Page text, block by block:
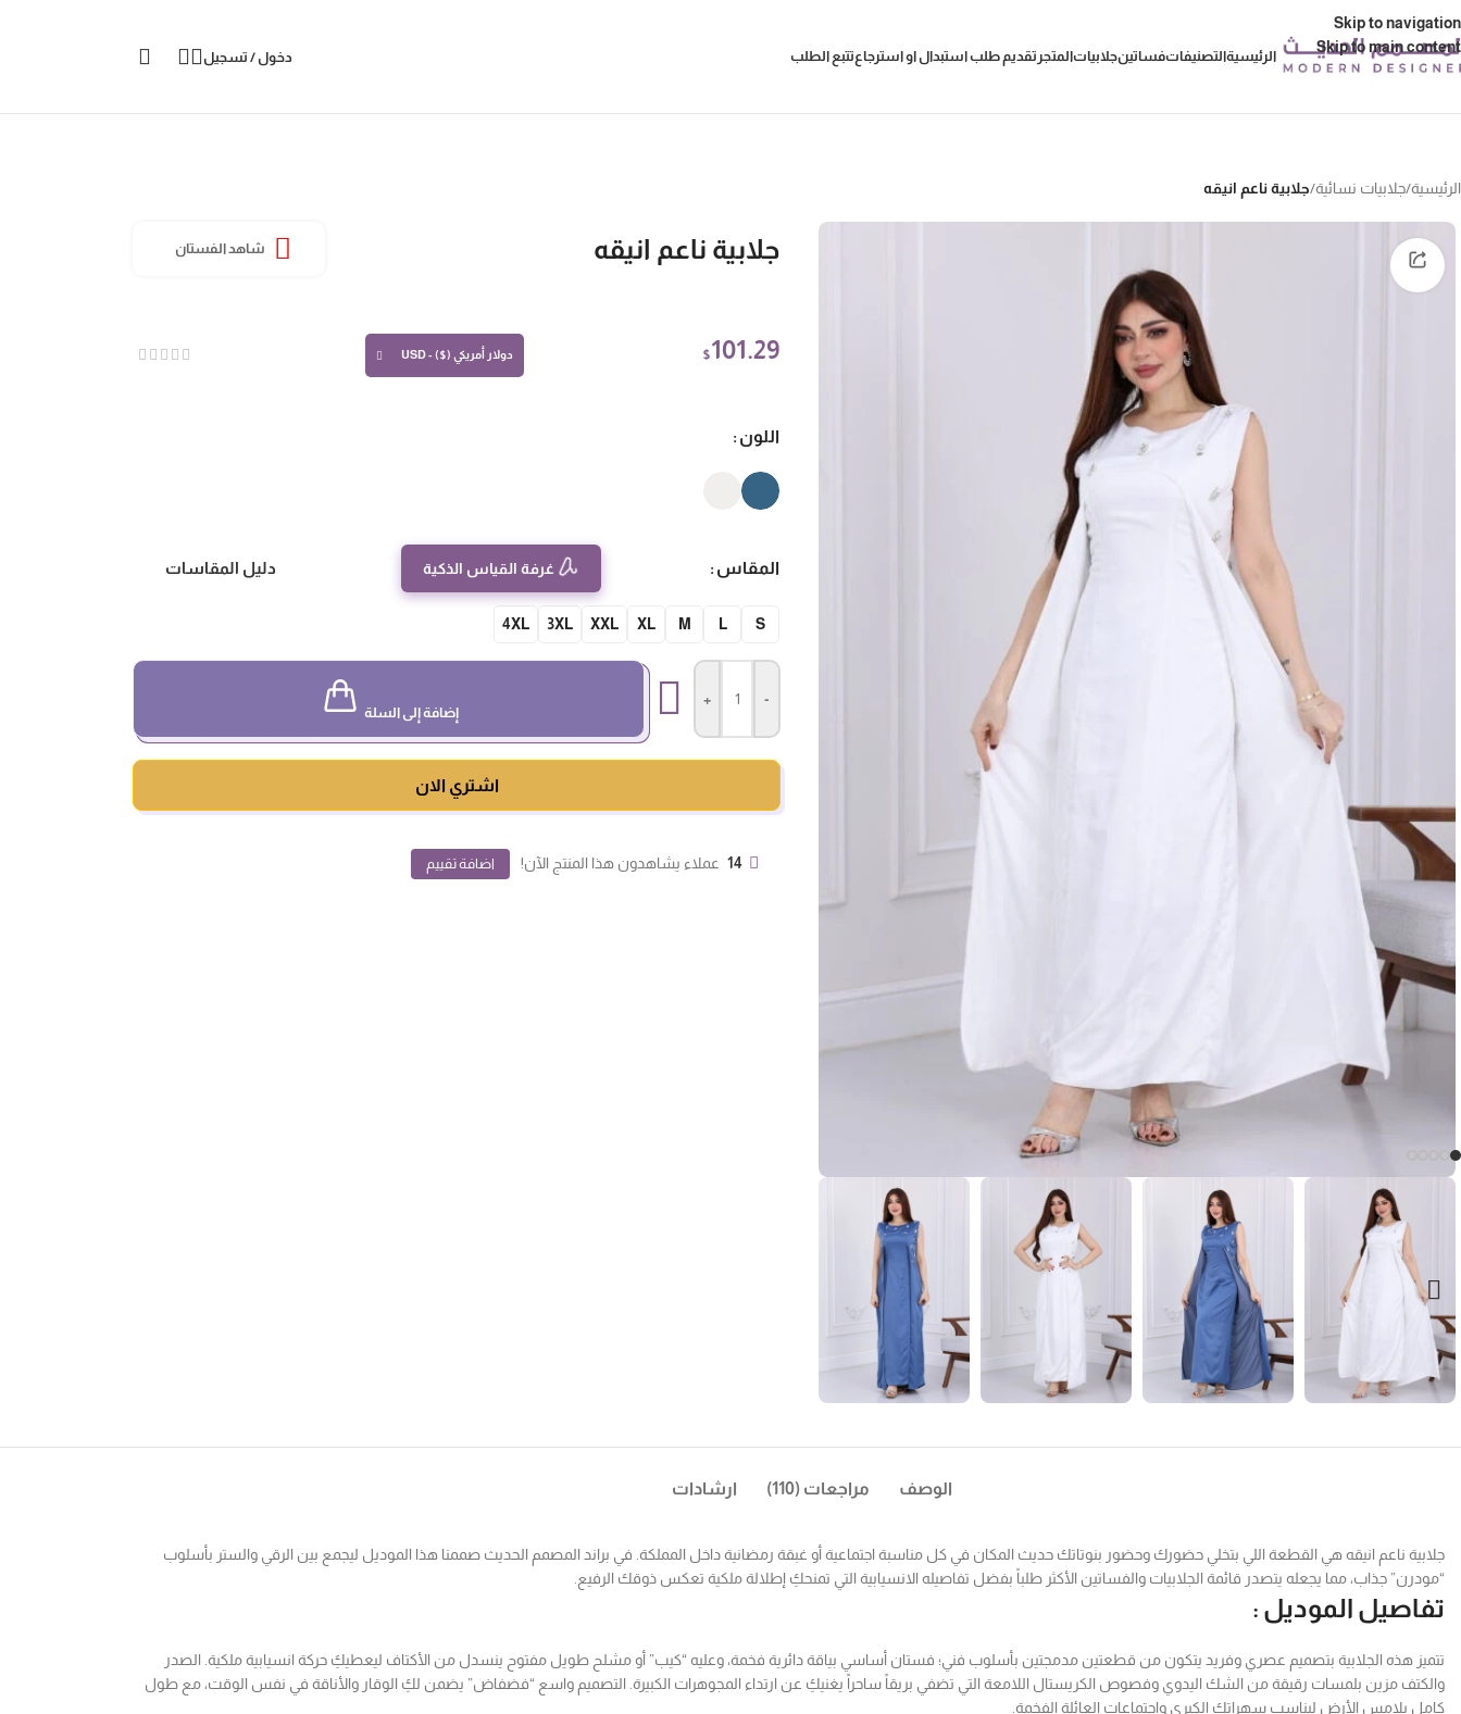
Skip to navigation
Skip to main content
الرئيسيةالتصنيفاتفساتينجلابياتالمتجر تقديم طلب استبدال او استرجاعتتبع الطلب دخول / تسجيل
الرئيسية/جلابيات نسائية/جلابية ناعم انيقه
جلابية ناعم انيقه شاهد الفستان
$101.29 دولار أمريكي ($) - USD
اللون
المقاس غرفة القياس الذكية دليل المقاسات
S
L
M
XL
XXL
3XL
4XL
-
+
إضافة إلى السلة
اشتري الان
14 عملاء يشاهدون هذا المنتج الآن! اضافة تقييم
الوصف مراجعات (110) ارشادات
جلابية ناعم انيقه هي القطعة اللي بتخلي حضورك وحضور بنوتاتك حديث المكان في كل مناسبة اجتماعية أو غبقة رمضانية داخل المملكة. في براند المصمم الحديث صممنا هذا الموديل ليجمع بين الرقي والستر بأسلوب
“مودرن” جذاب، مما يجعله يتصدر قائمة الجلابيات والفساتين الأكثر طلباً بفضل تفاصيله الانسيابية التي تمنحكِ إطلالة ملكية تعكس ذوقك الرفيع.
تفاصيل الموديل :
تتميز هذه الجلابية بتصميم عصري وفريد يتكون من قطعتين مدمجتين بأسلوب فني؛ فستان أساسي بياقة دائرية فخمة، وعليه “كيب” أو مشلح طويل مفتوح ينسدل من الأكتاف ليعطيكِ حركة انسيابية ملكية. الصدر
والكتف مزين بلمسات رقيقة من الشك اليدوي وفصوص الكريستال اللامعة التي تضفي بريقاً ساحراً يغنيكِ عن ارتداء المجوهرات الكبيرة. التصميم واسع “فضفاض” يضمن لكِ الوقار والأناقة في نفس الوقت، مع طول
كامل يلامس الأرض ليناسب سهراتك الكبرى واجتماعات العائلة الفخمة.